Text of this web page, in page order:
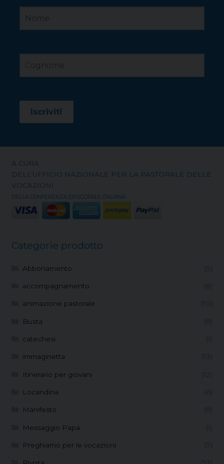
A CURA
DELL’UFFICIO NAZIONALE PER LA PASTORALE DELLE
VOCAZIONI
DELLA CONFERENZA EPISCOPALE ITALIANA
Categorie prodotto
Abbonamento (5)
accompagnamento (8)
animazione pastorale (10)
Busta (8)
catechesi (1)
immaginetta (13)
Itinerario per giovani (12)
Locandina (6)
Manifesto (8)
Messaggio Papa (1)
Preghiamo per le vocazioni (7)